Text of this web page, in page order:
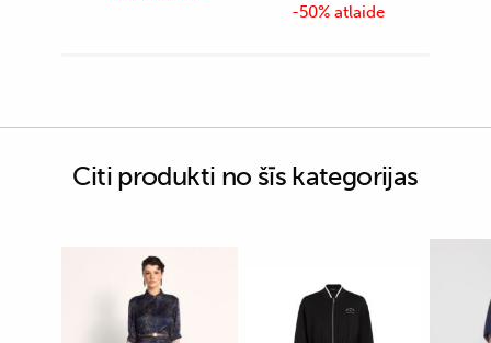
-50% atlaide
Citi produkti no šīs kategorijas